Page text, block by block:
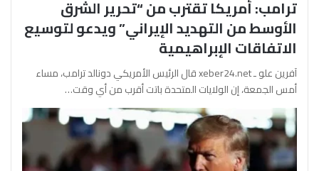
ترامب: أمريكا تقترب من “تحرير الشرق
الأوسط من التهديد الإيراني” ويدعو لتوسيع
الاتفاقات الإبراهيمية
آفرين علو ـ xeber24.net قال الرئيس الأمريكي دونالد ترامب، مساء
أمس الجمعة، إن الولايات المتحدة باتت أقرب من أي وقت…